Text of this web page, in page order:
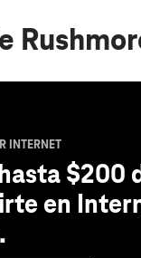
INTERNET
$200
en